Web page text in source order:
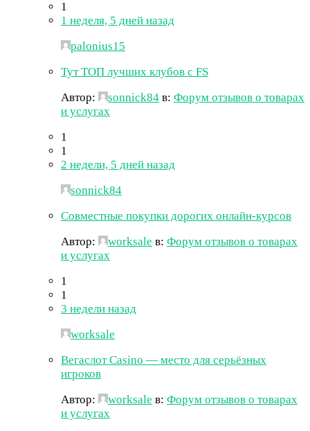
1
1 неделя, 5 дней назад
palonius15
Тут ТОП лучших клубов с FS
Автор:
sonnick84 в: Форум отзывов о товарах
и услугах
1
1
2 недели, 5 дней назад
sonnick84
Совместные покупки дорогих онлайн-курсов
Автор:
worksale в: Форум отзывов о товарах
и услугах
1
1
3 недели назад
worksale
Вегаслот Casino — место для серьёзных
игроков
Автор:
worksale в: Форум отзывов о товарах
и услугах